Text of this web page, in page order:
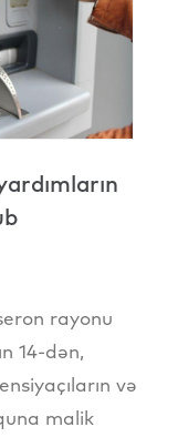
rayonu
14-dən,
və
malik